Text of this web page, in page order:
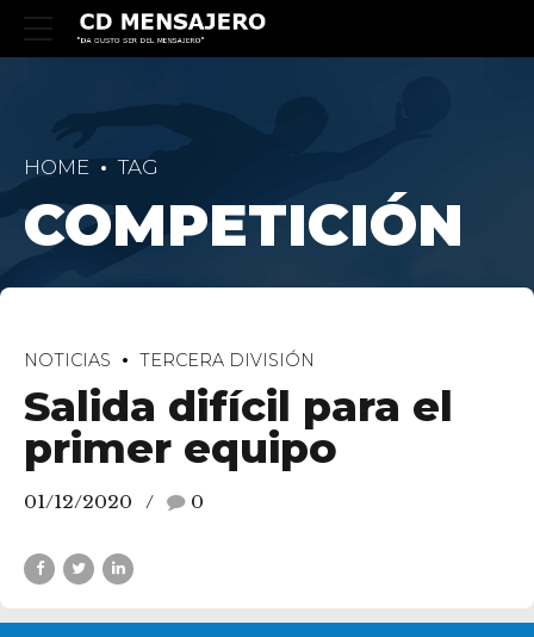
HOME TAG
COMPETICIÓN
NOTICIAS TERCERA DIVISIÓN
Salida difícil para el
primer equipo
01/12/2020 0